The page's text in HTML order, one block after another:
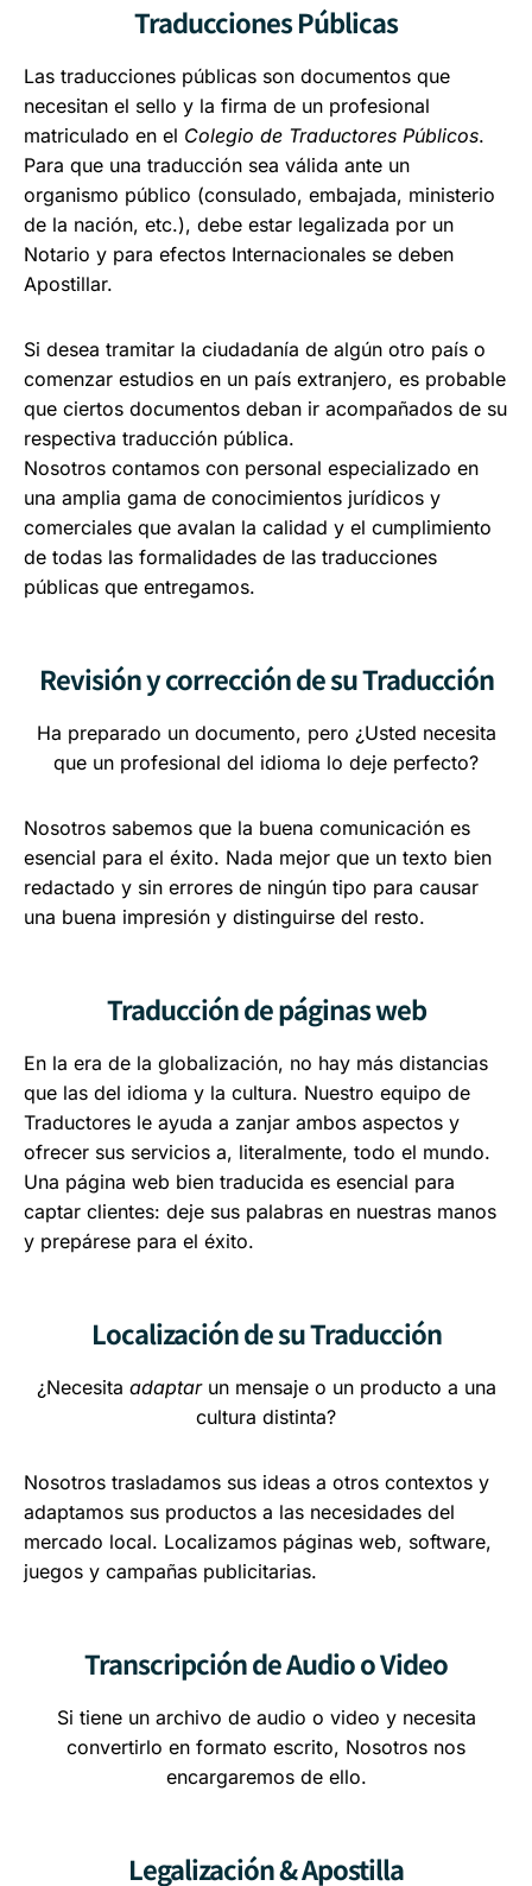
Traducciones Públicas
Las traducciones públicas son documentos que
necesitan el sello y la firma de un profesional
matriculado en el Colegio de Traductores Públicos.
Para que una traducción sea válida ante un
organismo público (consulado, embajada, ministerio
de la nación, etc.), debe estar legalizada por un
Notario y para efectos Internacionales se deben
Apostillar.
Si desea tramitar la ciudadanía de algún otro país o
comenzar estudios en un país extranjero, es probable
que ciertos documentos deban ir acompañados de su
respectiva traducción pública.
Nosotros contamos con personal especializado en
una amplia gama de conocimientos jurídicos y
comerciales que avalan la calidad y el cumplimiento
de todas las formalidades de las traducciones
públicas que entregamos.
Revisión y corrección de su Traducción
Ha preparado un documento, pero ¿Usted necesita
que un profesional del idioma lo deje perfecto?
Nosotros sabemos que la buena comunicación es
esencial para el éxito. Nada mejor que un texto bien
redactado y sin errores de ningún tipo para causar
una buena impresión y distinguirse del resto.
Traducción de páginas web
En la era de la globalización, no hay más distancias
que las del idioma y la cultura. Nuestro equipo de
Traductores le ayuda a zanjar ambos aspectos y
ofrecer sus servicios a, literalmente, todo el mundo.
Una página web bien traducida es esencial para
captar clientes: deje sus palabras en nuestras manos
y prepárese para el éxito.
Localización de su Traducción
¿Necesita adaptarun mensaje o un producto a una
cultura distinta?
Nosotros trasladamos sus ideas a otros contextos y
adaptamos sus productos a las necesidades del
mercado local. Localizamos páginas web, software,
juegos y campañas publicitarias.
Transcripción de Audio o Video
Si tiene un archivo de audio o video y necesita
convertirlo en formato escrito, Nosotros nos
encargaremos de ello.
Legalización & Apostilla